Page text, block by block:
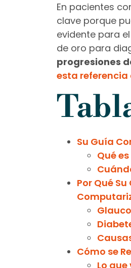
En pacientes
clave porque
evidente para
de oro para
progresiones
esta
Su Guía
Qué
Por Qué
Cómo se
Lo